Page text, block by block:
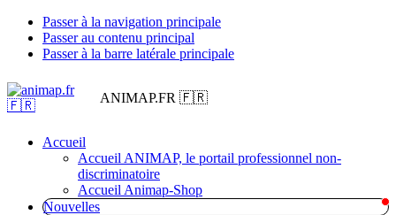
Passer à la navigation principale
Passer au contenu principal
Passer à la barre latérale principale
ANIMAP.FR 🇫🇷
Accueil
Accueil ANIMAP, le portail professionnel non-
discriminatoire
Accueil Animap-Shop
Nouvelles